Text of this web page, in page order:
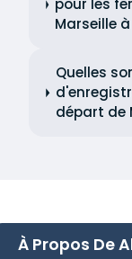
pour les
Marseille
Quelles
départ de
À Propos De